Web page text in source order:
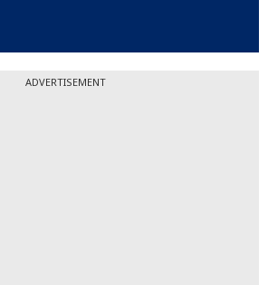
ADVERTISEMENT